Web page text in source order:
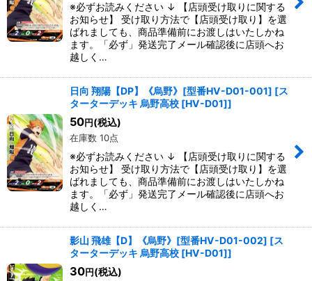
※必ずお読みください ↓ 【店頭受け取りに関する
お知らせ】 受け取り方法で【店頭受け取り】を選
ばれましても、商品準備前にお渡しはいたしかね
ます。「必ず」発送完了メール確認後に店頭へお
越しく…
日向 翔陽【DP】《烏野》[型番HV-D01-001] [ス
ターターデッキ 烏野高校 [HV-D01]]
50円 (税込)
在庫数 10点
※必ずお読みください ↓ 【店頭受け取りに関する
お知らせ】 受け取り方法で【店頭受け取り】を選
ばれましても、商品準備前にお渡しはいたしかね
ます。「必ず」発送完了メール確認後に店頭へお
越しく…
影山 飛雄【D】《烏野》[型番HV-D01-002] [ス
ターターデッキ 烏野高校 [HV-D01]]
30円 (税込)